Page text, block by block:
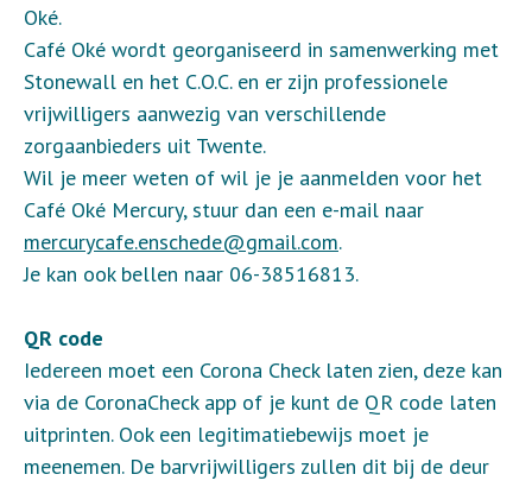
Oké.
Café Oké wordt georganiseerd in samenwerking met
Stonewall en het C.O.C. en er zijn professionele
vrijwilligers aanwezig van verschillende
zorgaanbieders uit Twente.
Wil je meer weten of wil je je aanmelden voor het
Café Oké Mercury, stuur dan een e-mail naar
mercurycafe.enschede@gmail.com.
Je kan ook bellen naar 06-38516813.
QR code
Iedereen moet een Corona Check laten zien, deze kan
via de CoronaCheck app of je kunt de QR code laten
uitprinten. Ook een legitimatiebewijs moet je
meenemen. De barvrijwilligers zullen dit bij de deur